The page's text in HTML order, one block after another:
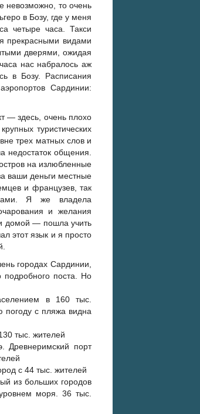
невозможно, то очень
в Бозу, где у меня
четыре часа. Такси
прекрасными видами
дверями, ожидая
нас набралось аж
в Бозу. Расписания
Сардинии:
— здесь, очень плохо
туристических
трех матных слов и
недостаток общения.
на излюбленные
ваши деньги местные
и французев, так
Я же владела
и желания
домой — пошла учить
этот язык и я просто
городах Сардинии,
подробного поста. Но
в 160 тыс.
погоду с пляжа видна
тыс. жителей
порт
с 44 тыс. жителей
из больших городов
моря. 36 тыс.